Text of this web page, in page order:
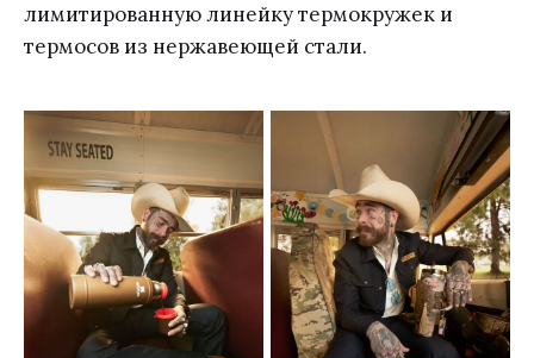
лимитированную линейку термокружек и
термосов из нержавеющей стали.